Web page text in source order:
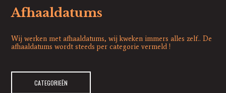
Afhaaldatums
Wij werken met afhaaldatums, wij kweken immers alles zelf.. De
afhaaldatums wordt steeds per categorie vermeld !
CATEGORIEËN